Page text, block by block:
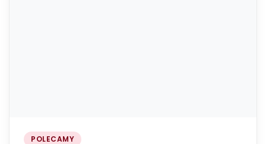
POLECAMY